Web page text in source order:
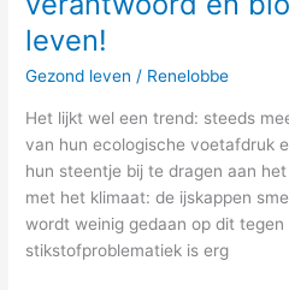
leven!
Gezond leven / Renelobbe
Het lijkt wel een trend: steeds
van hun ecologische voetafdruk
hun steentje bij te dragen aan
met het klimaat: de ijskappen
wordt weinig gedaan op dit tegen
stikstofproblematiek is erg
3
tips
ga
volledig
verantwoord
en
biologisch
door
het